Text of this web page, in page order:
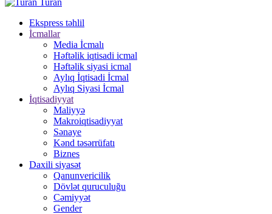
Turan
Ekspress təhlil
İcmallar
Media İcmalı
Həftəlik iqtisadi icmal
Həftəlik siyasi icmal
Aylıq İqtisadi İcmal
Aylıq Siyasi İcmal
İqtisadiyyat
Maliyyə
Makroiqtisadiyyat
Sənaye
Kənd təsərrüfatı
Biznes
Daxili siyasət
Qanunvericilik
Dövlət quruculuğu
Cəmiyyət
Gender